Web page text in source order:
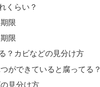
くらい？
限
限
？カビなどの見分け方
ができていると腐ってる？
見分け方